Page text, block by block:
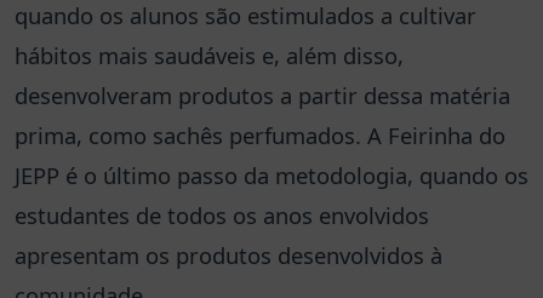
quando os alunos são estimulados a cultivar
hábitos mais saudáveis e, além disso,
desenvolveram produtos a partir dessa matéria
prima, como sachês perfumados. A Feirinha do
JEPP é o último passo da metodologia, quando os
estudantes de todos os anos envolvidos
apresentam os produtos desenvolvidos à